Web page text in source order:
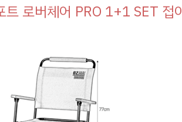
트 로버체어 PRO 1+1 SET 접